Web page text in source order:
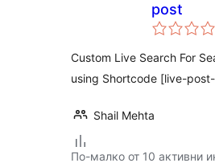
post
Custom Live Search For
using Shortcode [live-
Shail Mehta
По-малко от 10 активни